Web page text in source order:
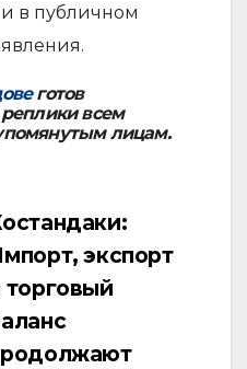
в публичном
готов
всем
лицам.
экспорт
торговый